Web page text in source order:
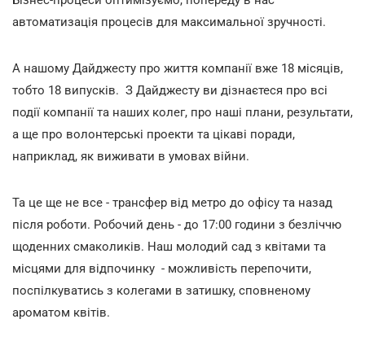
автоматизація процесів для максимальної зручності.
А нашому Дайджесту про життя компанії вже 18 місяців,
тобто 18 випусків. З Дайджесту ви дізнаєтеся про всі
події компанії та наших колег, про наші плани, результати,
а ще про волонтерські проекти та цікаві поради,
наприклад, як виживати в умовах війни.
Та це ще не все - трансфер від метро до офісу та назад
після роботи. Робочий день - до 17:00 години з безліччю
щоденних смаколиків. Наш молодий сад з квітами та
місцями для відпочинку - можливість перепочити,
поспілкуватись з колегами в затишку, сповненому
ароматом квітів.